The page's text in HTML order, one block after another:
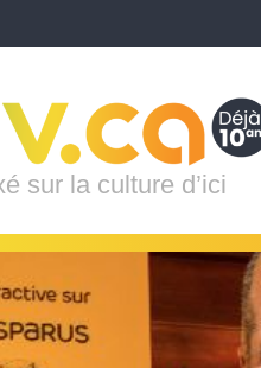
sur la culture d’ici